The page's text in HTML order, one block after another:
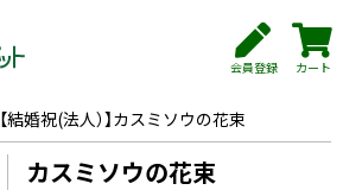
会員登録 カート
【結婚祝(法人）】カスミソウの花束
カスミソウの花束